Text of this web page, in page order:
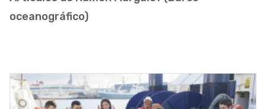
ayuda
navegación
oceanográfico)